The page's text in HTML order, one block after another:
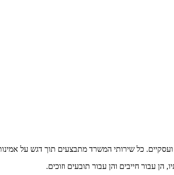
כל שירותי המשרד מתבצעים תוך דגש על
הן עבור חייבים והן עבור תובעים וזוכים.